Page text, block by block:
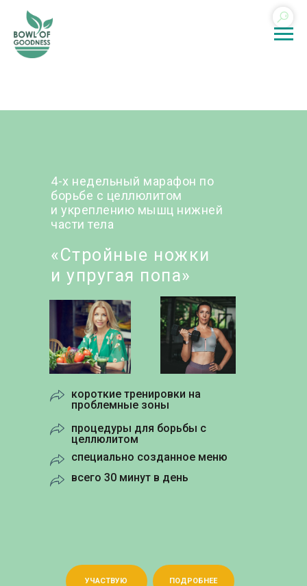
«Стройные ножки
и упругая попа»
4-х недельный марафон по
борьбе с целлюлитом
и укреплению мышц нижней
части тела
УЧАСТВУЮ ПОДРОБНЕЕ
короткие тренировки на
проблемные зоны
всего 30 минут в день
процедуры для борьбы с
целлюлитом
специально созданное меню